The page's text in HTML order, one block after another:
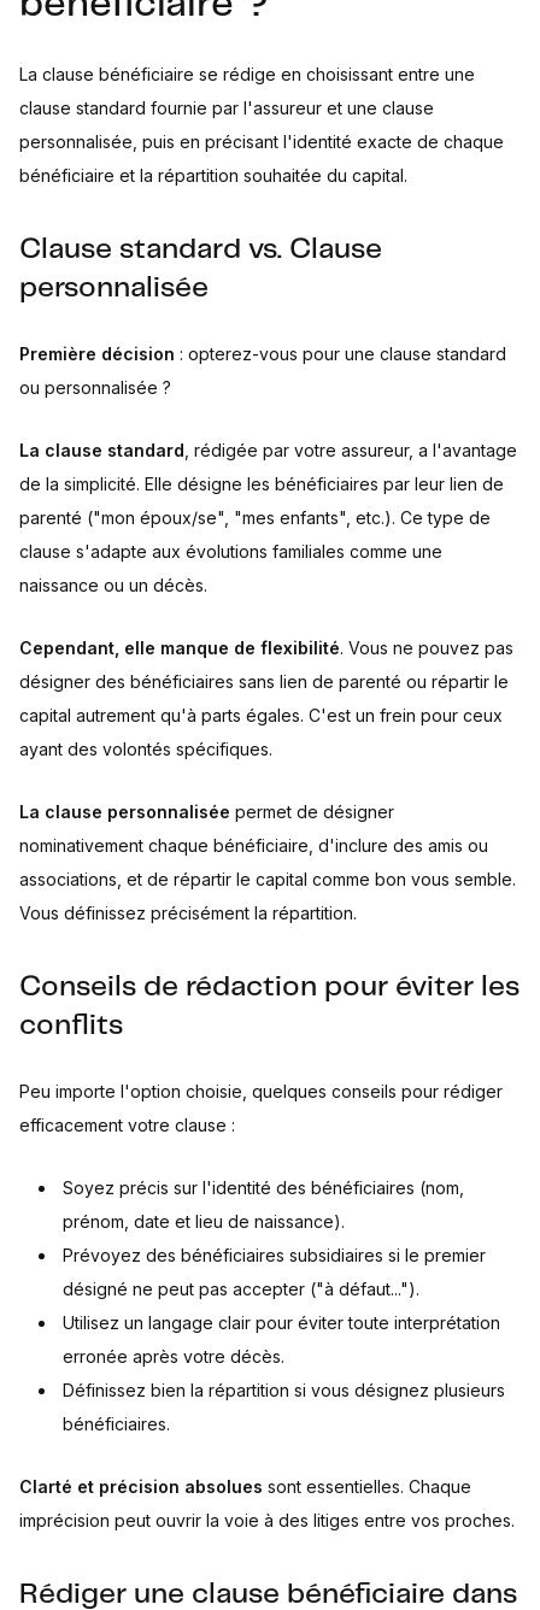
La clause bénéficiaire se rédige en choisissant entre une
clause standard fournie par l'assureur et une clause
personnalisée, puis en précisant l'identité exacte de chaque
bénéficiaire et la répartition souhaitée du capital.
Clause standard vs. Clause
personnalisée
Première décision : opterez-vous pour une clause standard
ou personnalisée ?
La clause standard , rédigée par votre assureur, a l'avantage
de la simplicité. Elle désigne les bénéficiaires par leur lien de
parenté ("mon époux/se", "mes enfants", etc.). Ce type de
clause s'adapte aux évolutions familiales comme une
naissance ou un décès.
Cependant, elle manque de flexibilité. Vous ne pouvez pas
désigner des bénéficiaires sans lien de parenté ou répartir le
capital autrement qu'à parts égales. C'est un frein pour ceux
ayant des volontés spécifiques.
La clause personnalisée permet de désigner
nominativement chaque bénéficiaire, d'inclure des amis ou
associations, et de répartir le capital comme bon vous semble.
Vous définissez précisément la répartition.
Conseils de rédaction pour éviter les
conflits
Peu importe l'option choisie, quelques conseils pour rédiger
efficacement votre clause :
Soyez précis sur l'identité des bénéficiaires (nom,
prénom, date et lieu de naissance).
Prévoyez des bénéficiaires subsidiaires si le premier
désigné ne peut pas accepter ("à défaut...").
Utilisez un langage clair pour éviter toute interprétation
erronée après votre décès.
Définissez bien la répartition si vous désignez plusieurs
bénéficiaires.
Clarté et précision absolues sont essentielles. Chaque
imprécision peut ouvrir la voie à des litiges entre vos proches.
Rédiger une clause bénéficiaire dans